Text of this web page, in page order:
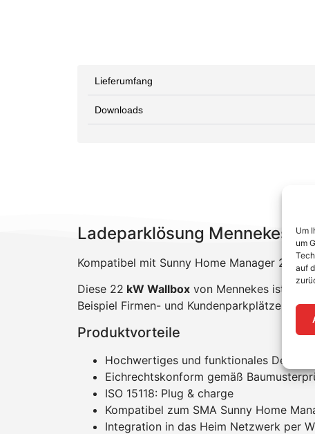
Um
um
auf
Lieferumfang
Downloads
Ladeparklösung Mennekes
Kompatibel mit Sunny Home Manager 2.0
Diese 22 kW Wallbox von Mennekes ist für
Beispiel Firmen- und Kundenparkplätze.
Produktvorteile
Hochwertiges und funktionales Design
Eichrechtskonform gemäß
ISO 15118: Plug & charge
Kompatibel zum SMA Sunny Home
Integration in das Heim Netzwerk per